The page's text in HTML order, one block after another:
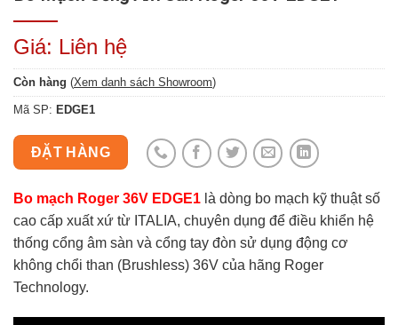
Giá: Liên hệ
Còn hàng (Xem danh sách Showroom)
Mã SP: EDGE1
ĐẶT HÀNG
Bo mạch Roger 36V EDGE1 là dòng bo mạch kỹ thuật số
cao cấp xuất xứ từ ITALIA, chuyên dụng để điều khiển hệ
thống cổng âm sàn và cổng tay đòn sử dụng động cơ
không chổi than (Brushless) 36V của hãng Roger
Technology.